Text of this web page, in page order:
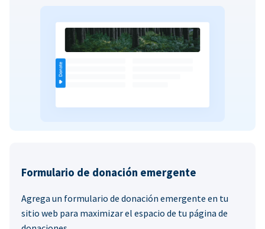
Formulario de donación emergente
Agrega un formulario de donación emergente en tu
sitio web para maximizar el espacio de tu página de